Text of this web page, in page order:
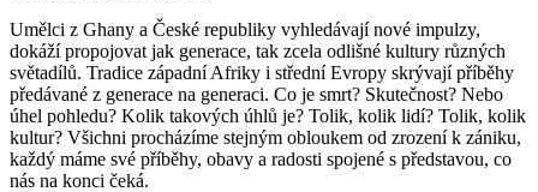
Umělci z Ghany a České republiky vyhledávají nové impulzy,
dokáží propojovat jak generace, tak zcela odlišné kultury různých
světadílů. Tradice západní Afriky i střední Evropy skrývají příběhy
předávané z generace na generaci. Co je smrt? Skutečnost? Nebo
úhel pohledu? Kolik takových úhlů je? Tolik, kolik lidí? Tolik, kolik
kultur? Všichni procházíme stejným obloukem od zrození k zániku,
každý máme své příběhy, obavy a radosti spojené s představou, co
nás na konci čeká.